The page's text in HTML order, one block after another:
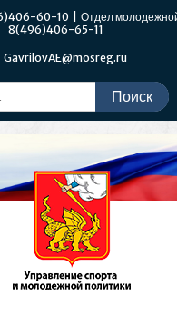
60-10 | Отдел
8(496)406-65-11
GavrilovAE@mosreg.ru